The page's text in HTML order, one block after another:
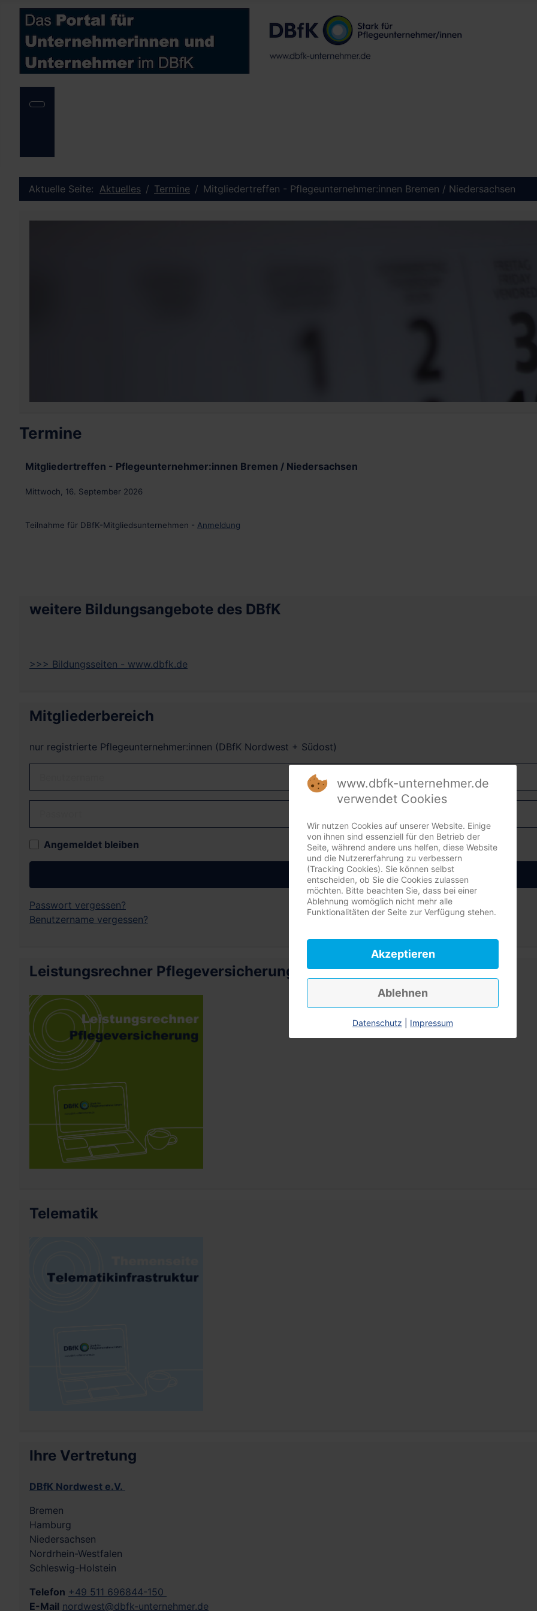
Aktuelle Seite: Aktuelles Termine Mitgliedertreffen - Pflegeunternehmer:innen Bremen / Niedersachsen
Termine
Mitgliedertreffen - Pflegeunternehmer:innen Bremen / Niedersachsen
Mittwoch, 16. September 2026
Teilnahme für DBfK-Mitgliedsunternehmen - Anmeldung
weitere Bildungsangebote des DBfK
>>> Bildungsseiten - www.dbfk.de
Mitgliederbereich
nur registrierte Pflegeunternehmer:innen (DBfK Nordwest + Südost)
Angemeldet bleiben
Anmelden
Passwort vergessen?
Benutzername vergessen?
Leistungsrechner Pflegeversicherung
Telematik
Ihre Vertretung
DBfK Nordwest e.V.
Bremen
Hamburg
Niedersachsen
Nordrhein-Westfalen
Schleswig-Holstein
Telefon +49 511 696844-150
E-Mail nordwest@dbfk-unternehmer.de
www.dbfk-unternehmer.de
verwendet Cookies
Wir nutzen Cookies auf unserer Website. Einige
von ihnen sind essenziell für den Betrieb der
Seite, während andere uns helfen, diese Website
und die Nutzererfahrung zu verbessern
(Tracking Cookies). Sie können selbst
entscheiden, ob Sie die Cookies zulassen
möchten. Bitte beachten Sie, dass bei einer
Ablehnung womöglich nicht mehr alle
Funktionalitäten der Seite zur Verfügung stehen.
Akzeptieren
Ablehnen
Datenschutz Impressum